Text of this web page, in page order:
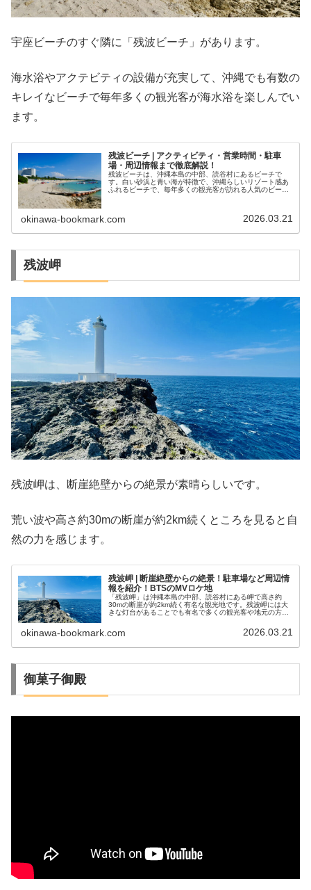
宇座ビーチのすぐ隣に「残波ビーチ」があります。
海水浴やアクテビティの設備が充実して、沖縄でも有数の
キレイなビーチで毎年多くの観光客が海水浴を楽しんでい
ます。
残波ビーチ | アクティビティ・営業時間・駐車
場・周辺情報まで徹底解説！
残波ビーチは、沖縄本島の中部、読谷村にあるビーチで
す。白い砂浜と青い海が特徴で、沖縄らしいリゾート感あ
ふれるビーチで、毎年多くの観光客が訪れる人気のビーチ
okinawa-bookmark.com 2026.03.21
残波岬
残波岬は、断崖絶壁からの絶景が素晴らしいです。
荒い波や高さ約30mの断崖が約2km続くところを見ると自
然の力を感じます。
残波岬 | 断崖絶壁からの絶景！駐車場など周辺情
報を紹介！BTSのMVロケ地
「残波岬」は沖縄本島の中部、読谷村にある岬で高さ約
30mの断崖が約2km続く有名な観光地です。残波岬には大
きな灯台があることでも有名で多くの観光客や地元の方が
okinawa-bookmark.com 2026.03.21
御菓子御殿